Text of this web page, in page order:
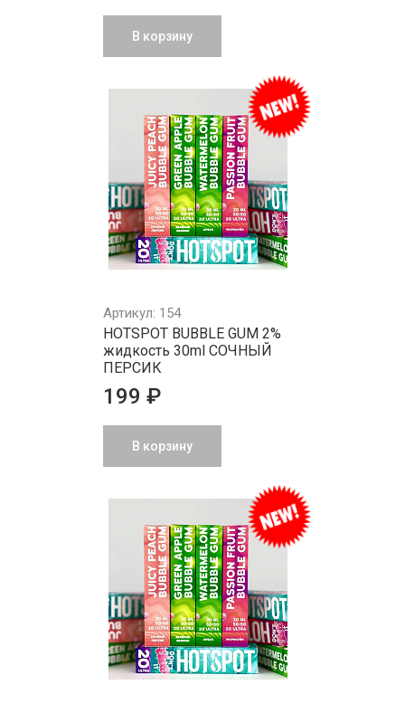
В корзину
Артикул: 154
HOTSPOT BUBBLE GUM 2%
жидкость 30ml CОЧНЫЙ
ПЕРСИК
199 ₽
В корзину